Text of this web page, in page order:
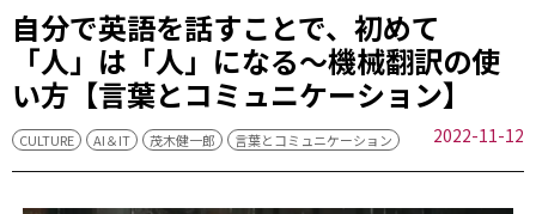
自分で英語を話すことで、初めて
「人」は「人」になる～機械翻訳の使
い方【言葉とコミュニケーション】
CULTURE AI＆IT 茂木健一郎 言葉とコミュニケーション 2022-11-12